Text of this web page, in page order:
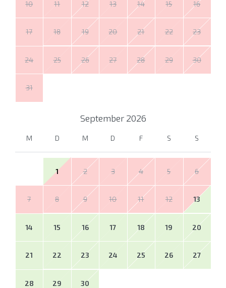
10 11 12 13 14 15 16
17 18 19 20 21 22 23
24 25 26 27 28 29 30
31
September 2026
M D M D F S S
1 2 3 4 5 6
7 8 9 10 11 12 13
14 15 16 17 18 19 20
21 22 23 24 25 26 27
28 29 30